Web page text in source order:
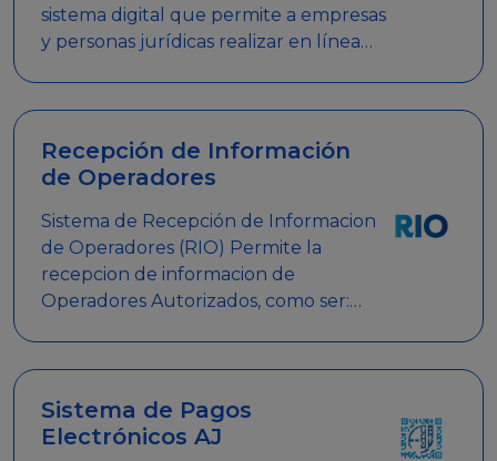
sistema digital que permite a empresas
y personas jurídicas realizar en línea
Recepción de Información
de Operadores
Sistema de Recepción de Informacion
de Operadores (RIO) Permite la
recepcion de informacion de
Operadores Autorizados, como ser:
Sistema de Pagos
Electrónicos AJ